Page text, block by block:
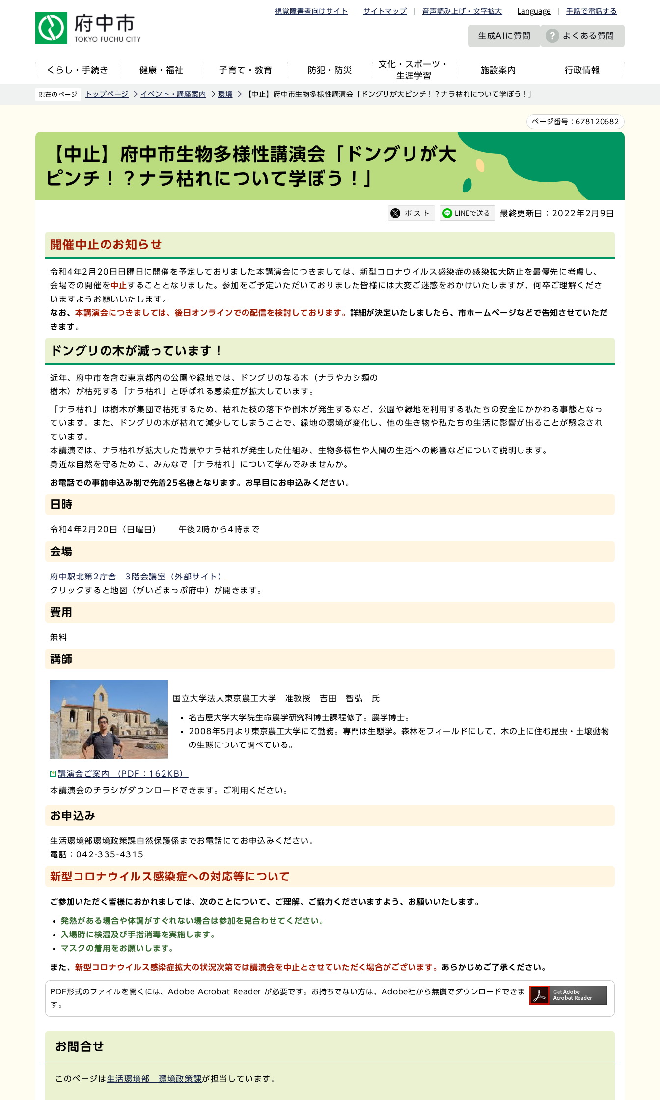
視覚障害者向けサイト サイトマップ 音声読み上げ・文字拡大 Language 手話で電話する
生成AIに質問 よくある質問
くらし・手続き 健康・福祉 子育て・教育 防犯・防災
文化・スポーツ・
生涯学習
施設案内 行政情報
現在のページ トップページ イベント・講座案内 環境 【中止】府中市生物多様性講演会「ドングリが大ピンチ！？ナラ枯れについて学ぼう！」
ページ番号：678120682
【中止】府中市生物多様性講演会「ドングリが大
ピンチ！？ナラ枯れについて学ぼう！」
最終更新日：2022年2月9日
開催中止のお知らせ
令和4年2月20日日曜日に開催を予定しておりました本講演会につきましては、新型コロナウイルス感染症の感染拡大防止を最優先に考慮し、
会場での開催を中止することとなりました。参加をご予定いただいておりました皆様には大変ご迷惑をおかけいたしますが、何卒ご理解くださ
いますようお願いいたします。
なお、 本講演会につきましては、後日オンラインでの配信を検討しております。 詳細が決定いたしましたら、市ホームページなどで告知させていただ
きます。
ドングリの木が減っています！
近年、府中市を含む東京都内の公園や緑地では、ドングリのなる木（ナラやカシ類の
樹木）が枯死する「ナラ枯れ」と呼ばれる感染症が拡大しています。
「ナラ枯れ」は樹木が集団で枯死するため、枯れた枝の落下や倒木が発生するなど、公園や緑地を利用する私たちの安全にかかわる事態となっ
ています。また、ドングリの木が枯れて減少してしまうことで、緑地の環境が変化し、他の生き物や私たちの生活に影響が出ることが懸念され
ています。
本講演では、ナラ枯れが拡大した背景やナラ枯れが発生した仕組み、生物多様性や人間の生活への影響などについて説明します。
身近な自然を守るために、みんなで「ナラ枯れ」について学んでみませんか。
お電話での事前申込み制で先着25名様となります。お早目にお申込みください。
日時
令和4年2月20日（日曜日） 午後2時から4時まで
会場
府中駅北第2庁舎 3階会議室（外部サイト）
クリックすると地図（がいどまっぷ府中）が開きます。
費用
無料
講師
国立大学法人東京農工大学 准教授 吉田 智弘 氏
名古屋大学大学院生命農学研究科博士課程修了。農学博士。
2008年5月より東京農工大学にて勤務。専門は生態学。森林をフィールドにして、木の上に住む昆虫・土壌動物
の生態について調べている。
講演会ご案内 （PDF：162KB）
本講演会のチラシがダウンロードできます。ご利用ください。
お申込み
生活環境部環境政策課自然保護係までお電話にてお申込みください。
電話：042-335-4315
新型コロナウイルス感染症への対応等について
ご参加いただく皆様におかれましては、次のことについて、ご理解、ご協力くださいますよう、お願いいたします。
発熱がある場合や体調がすぐれない場合は参加を見合わせてください。
入場時に検温及び手指消毒を実施します。
マスクの着用をお願いします。
また、 新型コロナウイルス感染症拡大の状況次第では講演会を中止とさせていただく場合がございます。 あらかじめご了承ください。
PDF形式のファイルを開くには、Adobe Acrobat Reader が必要です。お持ちでない方は、Adobe社から無償でダウンロードできま
す。
お問合せ
このページは生活環境部 環境政策課が担当しています。